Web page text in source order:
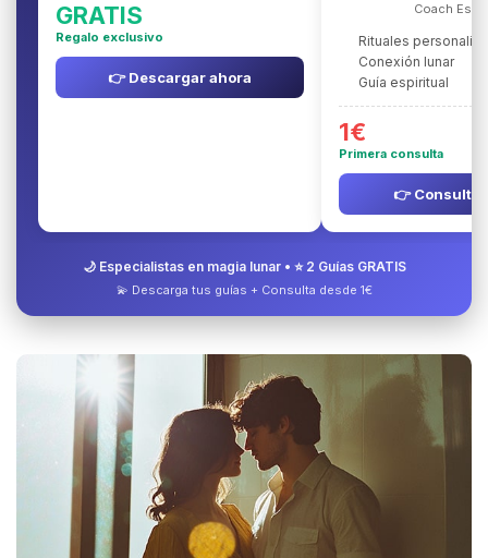
GRATIS
Regalo exclusivo
👉 Descargar ahora
Coach
Rituales
Conexión lunar
Guía espiritual
1€
Primera consulta
👉
🌙 Especialistas en magia lunar • ⭐ 2 Guías GRATIS
💫 Descarga tus guías + Consulta desde 1€